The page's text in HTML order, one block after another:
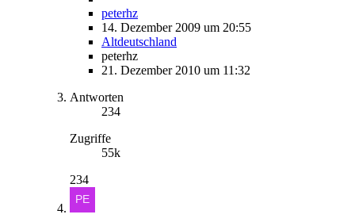
peterhz
14. Dezember 2009 um 20:55
Altdeutschland
peterhz
21. Dezember 2010 um 11:32
Antworten
234
Zugriffe
55k
234